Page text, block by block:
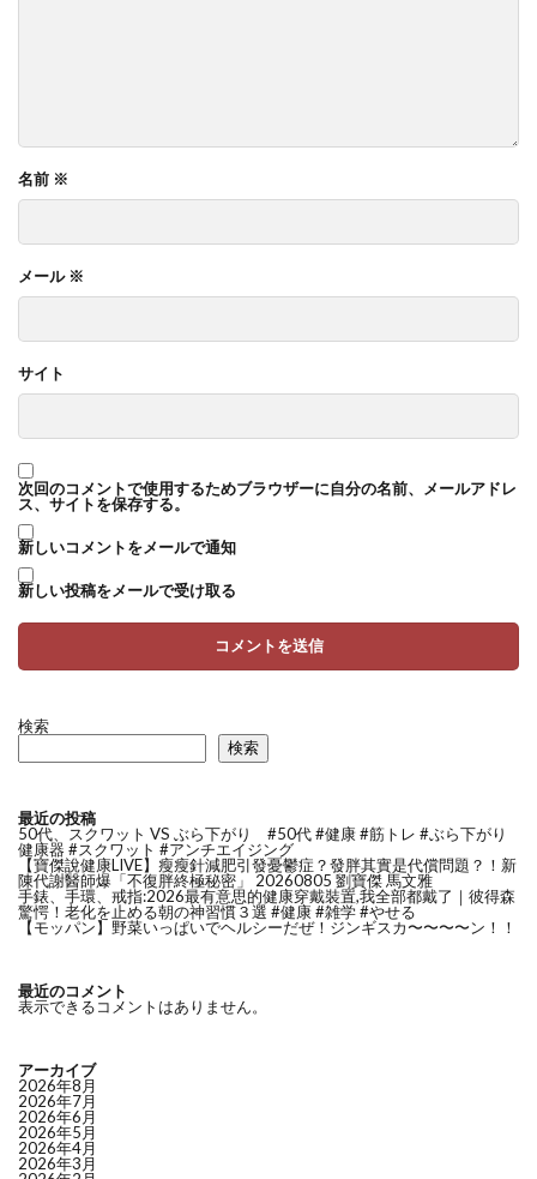
名前 ※
メール ※
サイト
次回のコメントで使用するためブラウザーに自分の名前、メールアドレ
ス、サイトを保存する。
新しいコメントをメールで通知
新しい投稿をメールで受け取る
検索
検索
最近の投稿
50代、スクワット VS ぶら下がり #50代 #健康 #筋トレ #ぶら下がり
健康器 #スクワット #アンチエイジング
【寶傑說健康LIVE】瘦瘦針減肥引發憂鬱症？發胖其實是代償問題？！新
陳代謝醫師爆「不復胖終極秘密」 20260805 劉寶傑 馬文雅
手錶、手環、戒指:2026最有意思的健康穿戴裝置,我全部都戴了｜彼得森
驚愕！老化を止める朝の神習慣３選 #健康 #雑学 #やせる
【モッパン】野菜いっぱいでヘルシーだぜ！ジンギスカ〜〜〜〜ン！！
最近のコメント
表示できるコメントはありません。
アーカイブ
2026年8月
2026年7月
2026年6月
2026年5月
2026年4月
2026年3月